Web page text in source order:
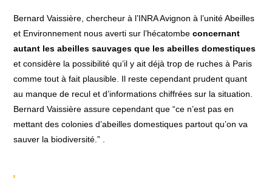
Bernard Vaissière, chercheur à l’INRA Avignon à l’unité Abeilles
et Environnement nous averti sur l’hécatombeconcernant
autant les abeilles sauvages que les abeilles domestiques
et considère la possibilité qu’il y ait déjà trop de ruches à Paris
comme tout à fait plausible. Il reste cependant prudent quant
au manque de recul et d’informations chiffrées sur la situation.
Bernard Vaissière assure cependant que “ce n’est pas en
mettant des colonies d’abeilles domestiques partout qu’on va
sauver la biodiversité.”